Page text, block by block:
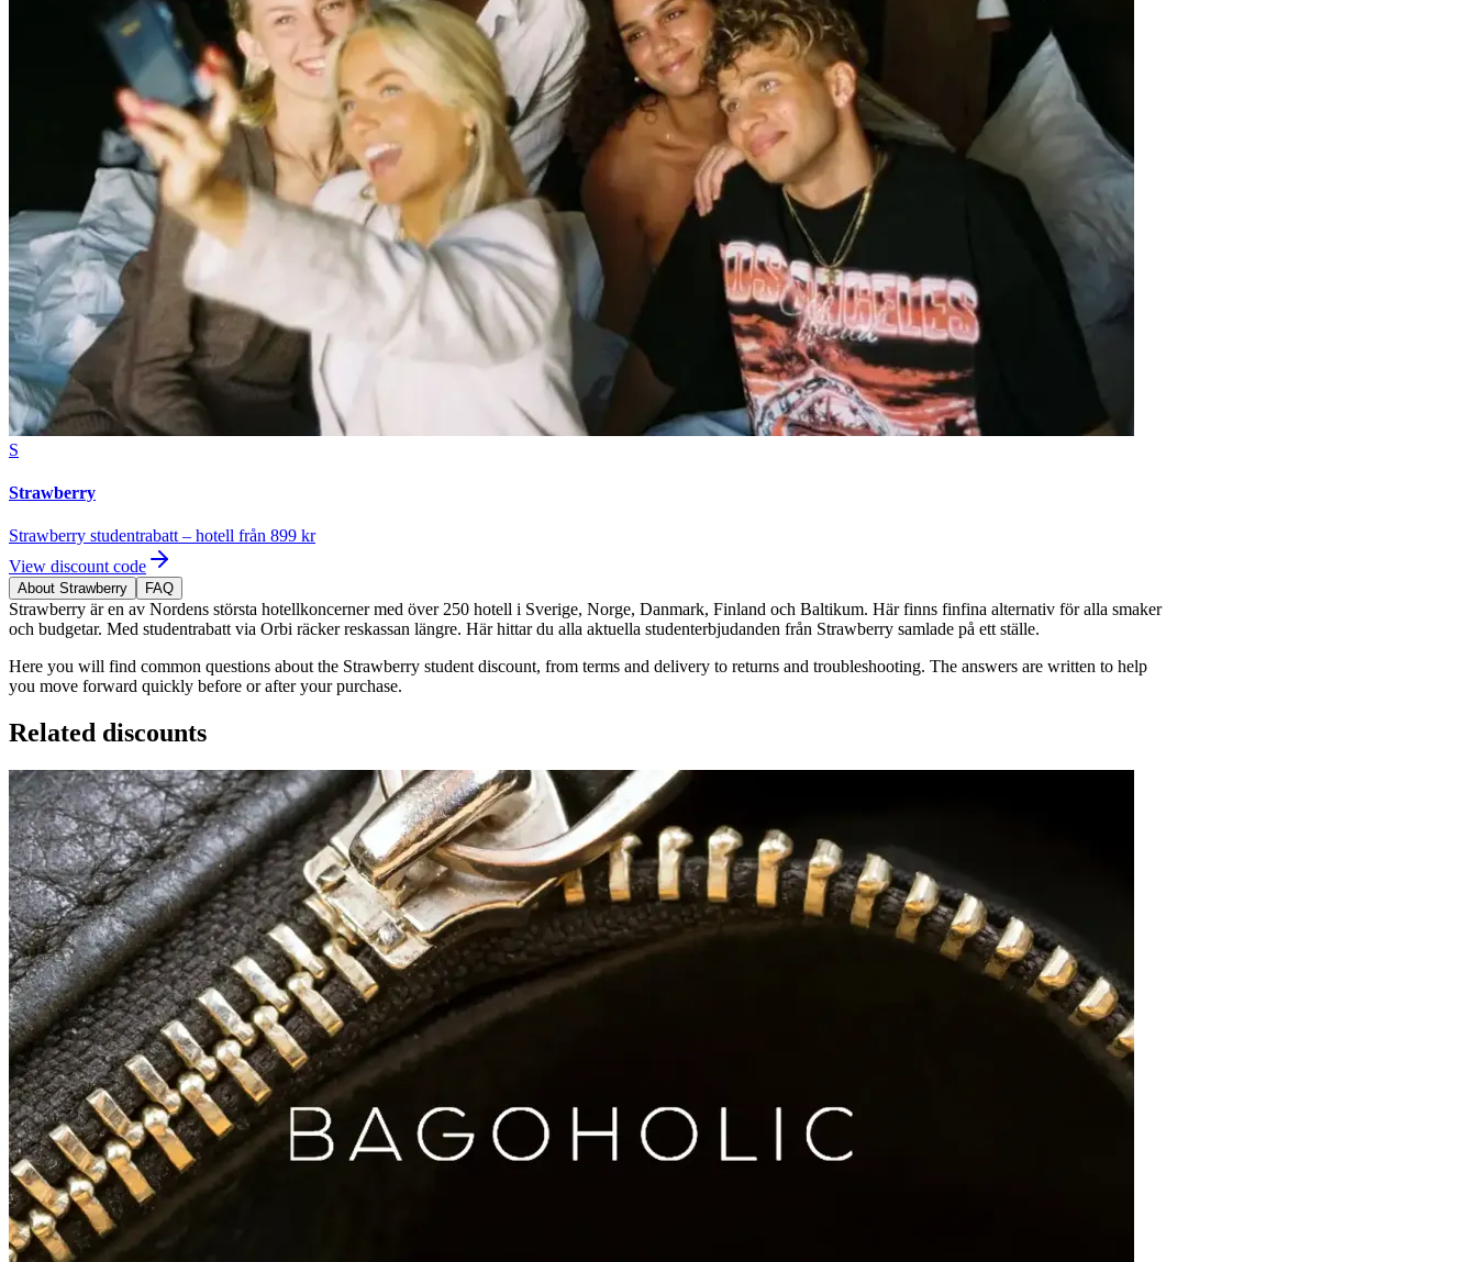
S
Strawberry
Strawberry studentrabatt – hotell från 899 kr
View discount code
About Strawberry FAQ
Strawberry är en av Nordens största hotellkoncerner med över 250 hotell i Sverige, Norge, Danmark, Finland och Baltikum. Här finns finfina alternativ för alla smaker
och budgetar. Med studentrabatt via Orbi räcker reskassan längre. Här hittar du alla aktuella studenterbjudanden från Strawberry samlade på ett ställe.
Here you will find common questions about the Strawberry student discount, from terms and delivery to returns and troubleshooting. The answers are written to help
you move forward quickly before or after your purchase.
Related discounts